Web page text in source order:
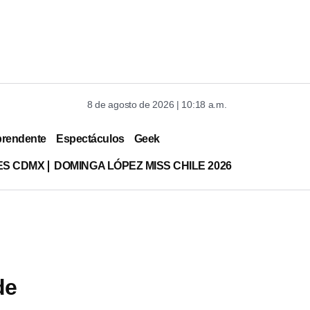
8 de agosto de 2026 | 10:18 a.m.
Espectáculos Geek
CDMX DOMINGA LÓPEZ MISS CHILE 2026